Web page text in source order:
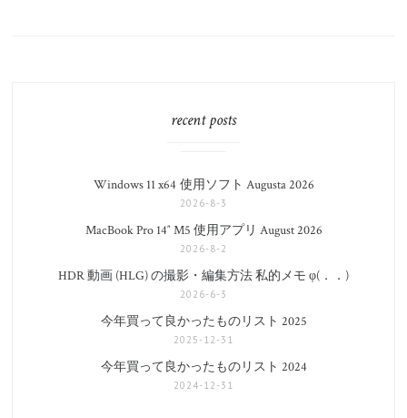
recent posts
Windows 11 x64 使用ソフト Augusta 2026
2026-8-3
MacBook Pro 14″ M5 使用アプリ August 2026
2026-8-2
HDR 動画 (HLG) の撮影・編集方法 私的メモ φ(．．)
2026-6-3
今年買って良かったものリスト 2025
2025-12-31
今年買って良かったものリスト 2024
2024-12-31